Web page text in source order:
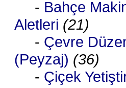
- Bahçe
Aletleri (21)
- Çevre
(Peyzaj) (36)
- Çiçek